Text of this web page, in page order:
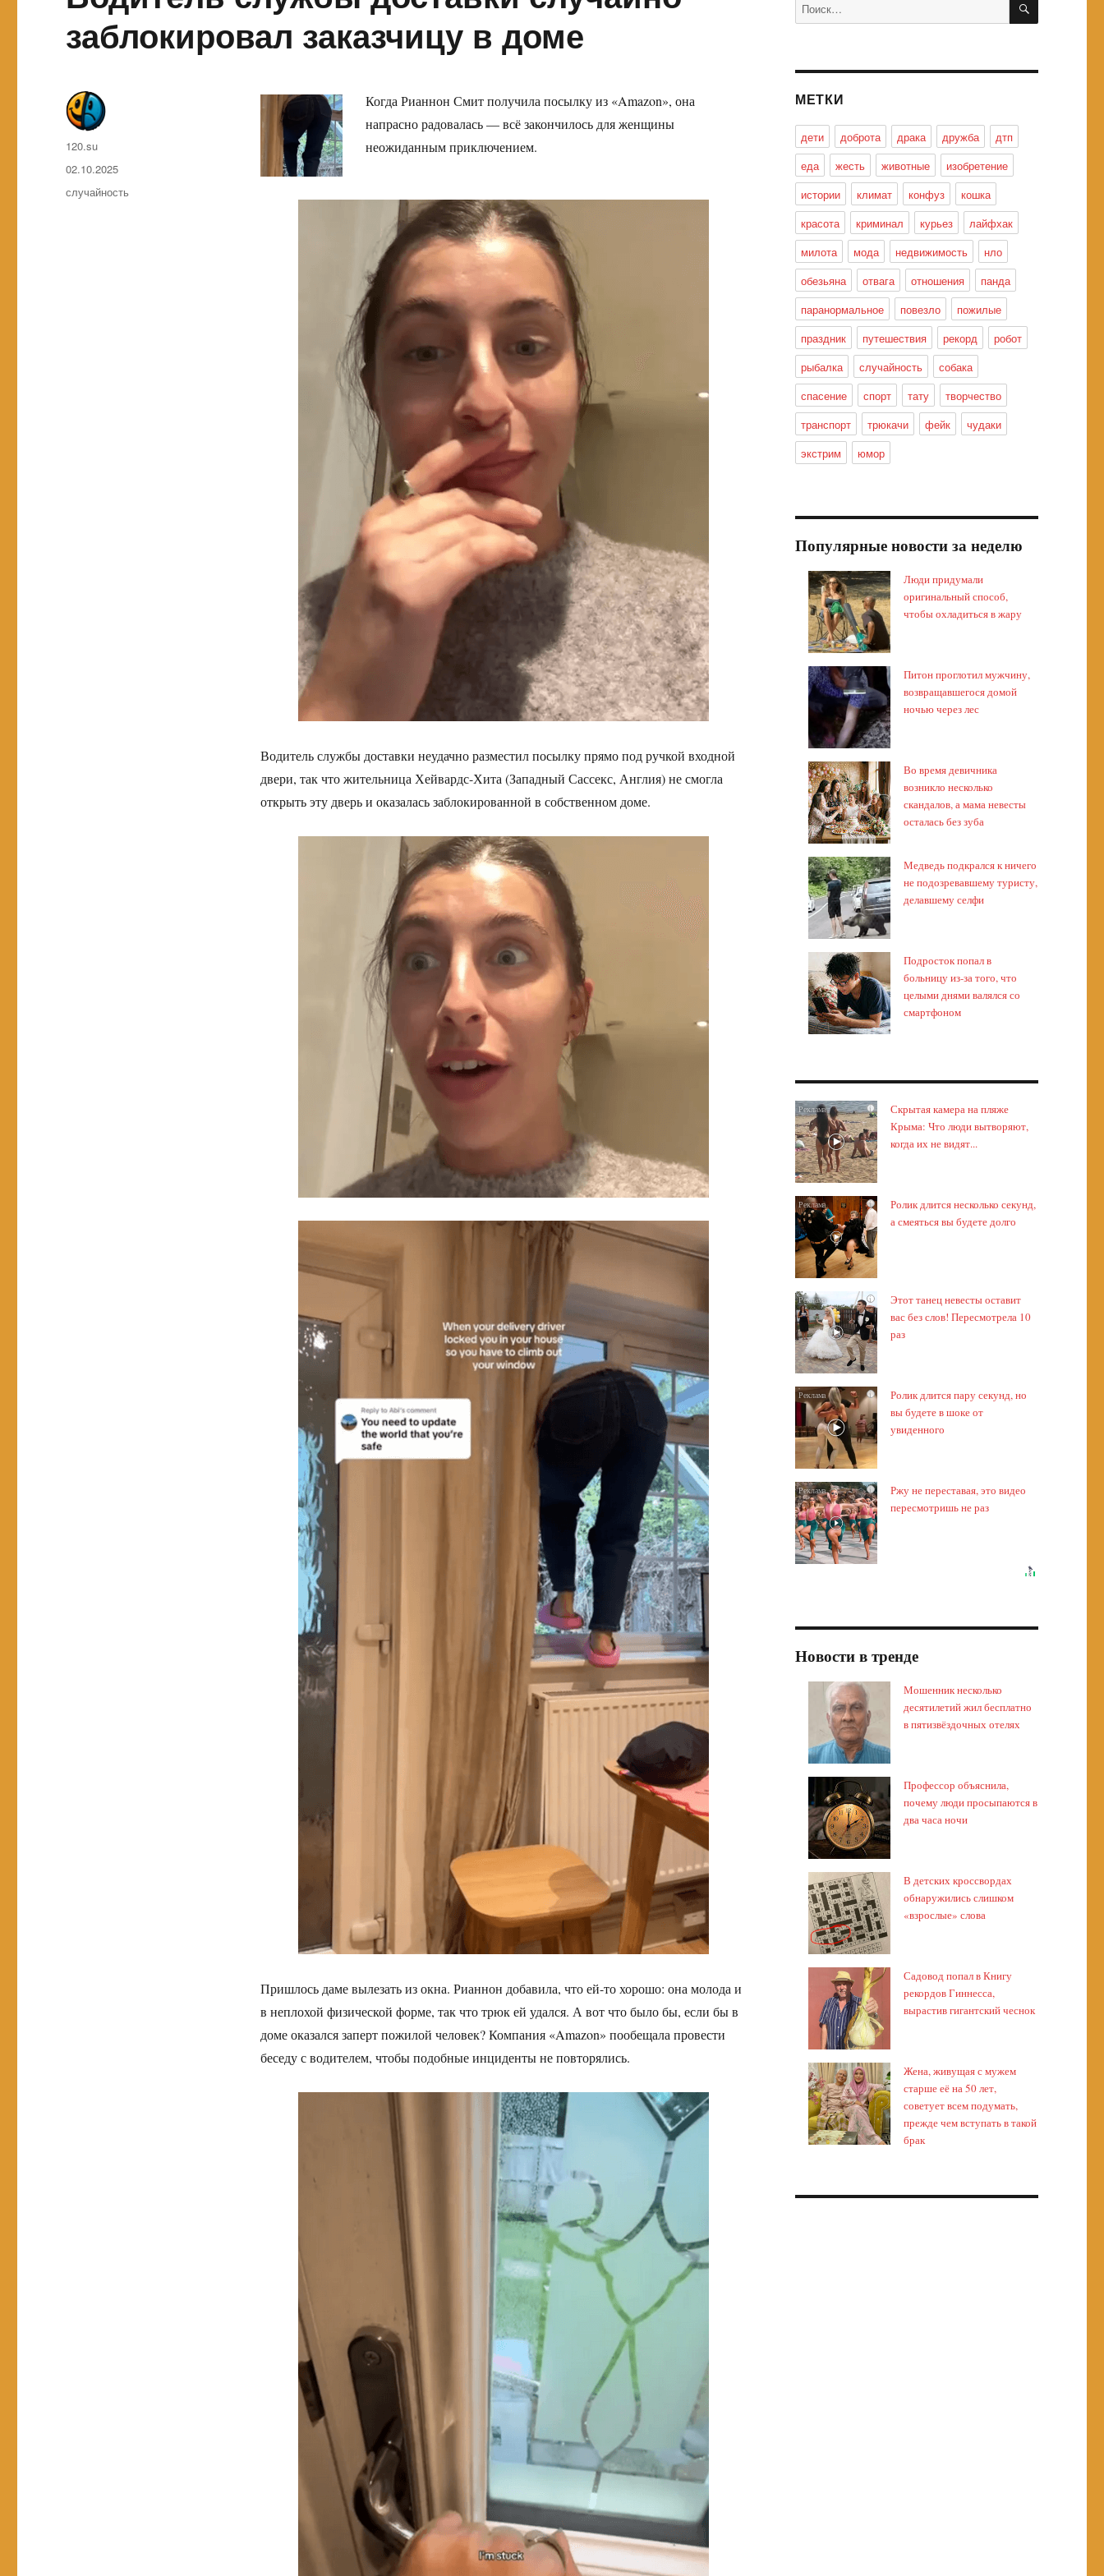
заблокировал заказчицу в доме
Когда Рианнон Смит получила посылку из «Amazon», она
напрасно радовалась — всё закончилось для женщины
неожиданным приключением.
Водитель службы доставки неудачно разместил посылку прямо под ручкой входной
двери, так что жительница Хейвардс-Хита (Западный Сассекс, Англия) не смогла
открыть эту дверь и оказалась заблокированной в собственном доме.
Пришлось даме вылезать из окна. Рианнон добавила, что ей-то хорошо: она молода и
в неплохой физической форме, так что трюк ей удался. А вот что было бы, если бы в
доме оказался заперт пожилой человек? Компания «Amazon» пообещала провести
беседу с водителем, чтобы подобные инциденты не повторялись.
Автор
120.su
Опубликовано
02.10.2025
Метки
случайность
МЕТКИ
дети доброта драка дружба
дтп
еда
жесть животные
изобретение
истории
климат конфуз
кошка
красота
криминал курьез
лайфхак
милота
мода недвижимость
нло
обезьяна
отвага отношения
панда
паранормальное
повезло
пожилые
праздник
путешествия рекорд
робот
рыбалка
случайность
собака
спасение
спорт тату
творчество
транспорт
трюкачи фейк
чудаки
экстрим
юмор
Популярные новости за неделю
Люди придумали
оригинальный способ,
чтобы охладиться в жару
Питон проглотил мужчину,
возвращавшегося домой
ночью через лес
Во время девичника
возникло несколько
скандалов, а мама невесты
осталась без зуба
Медведь подкрался к ничего
не подозревавшему туристу,
делавшему селфи
Подросток попал в
больницу из-за того, что
целыми днями валялся со
смартфоном
i
Скрытая камера на пляже
Крыма: Что люди вытворяют,
когда их не видят...
i
Ролик длится несколько секунд,
а смеяться вы будете долго
i
Этот танец невесты оставит
вас без слов! Пересмотрела 10
раз
i
Ролик длится пару секунд, но
вы будете в шоке от
увиденного
i
Ржу не переставая, это видео
пересмотришь не раз
Новости в тренде
Мошенник несколько
десятилетий жил бесплатно
в пятизвёздочных отелях
Профессор объяснила,
почему люди просыпаются в
два часа ночи
В детских кроссвордах
обнаружились слишком
«взрослые» слова
Садовод попал в Книгу
рекордов Гиннесса,
вырастив гигантский чеснок
Жена, живущая с мужем
старше её на 50 лет,
советует всем подумать,
прежде чем вступать в такой
брак